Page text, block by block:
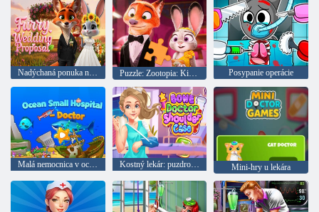
Nadýchaná ponuka na sobáš Puzzle: Zootopia: Kiss Ring Posypanie operácie
Kostný lekár: puzdro s ramenom Mini-hry u lekára